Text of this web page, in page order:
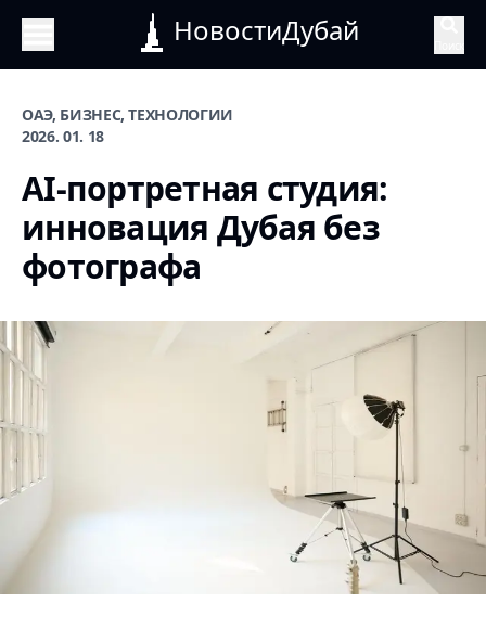
НовостиДубай
ОАЭ, БИЗНЕС, ТЕХНОЛОГИИ
2026. 01. 18
AI-портретная студия:
инновация Дубая без
фотографа